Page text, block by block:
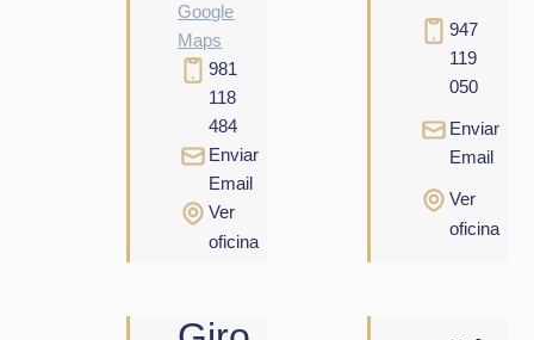
Google
Maps
981
118
484
Enviar
Email
Ver
oficina
947
119
050
Enviar
Email
Ver
oficina